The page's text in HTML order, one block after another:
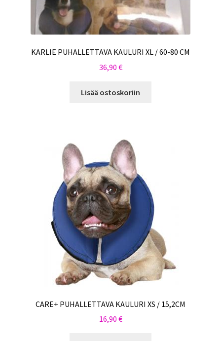
KARLIE PUHALLETTAVA KAULURI XL / 60-80 CM
36,90 €
Lisää ostoskoriin
CARE+ PUHALLETTAVA KAULURI XS / 15,2CM
16,90 €